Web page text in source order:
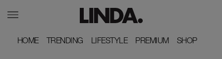
HOME
HOME TRENDING
TRENDING LIFESTYLE
LIFESTYLE PREMIUM
PREMIUM SHOP
SHOP